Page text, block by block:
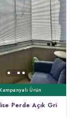
Gün Kargo
Ürün
Perde Açık Gri
Çok Satanlar